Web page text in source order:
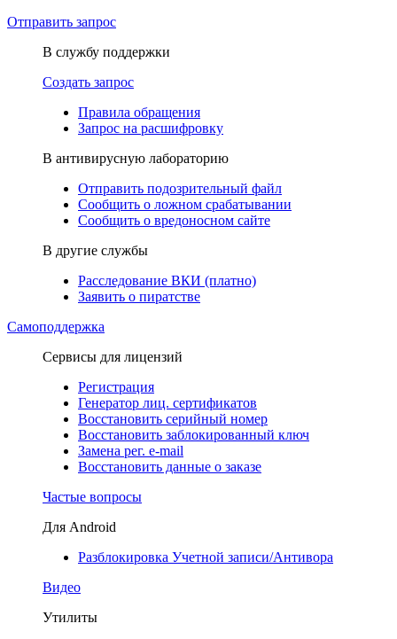
Отправить запрос
В службу поддержки
Создать запрос
Правила обращения
Запрос на расшифровку
В антивирусную лабораторию
Отправить подозрительный файл
Сообщить о ложном срабатывании
Сообщить о вредоносном сайте
В другие службы
Расследование ВКИ (платно)
Заявить о пиратстве
Самоподдержка
Сервисы для лицензий
Регистрация
Генератор лиц. сертификатов
Восстановить серийный номер
Восстановить заблокированный ключ
Замена рег. e-mail
Восстановить данные о заказе
Частые вопросы
Для Android
Разблокировка Учетной записи/Антивора
Видео
Утилиты